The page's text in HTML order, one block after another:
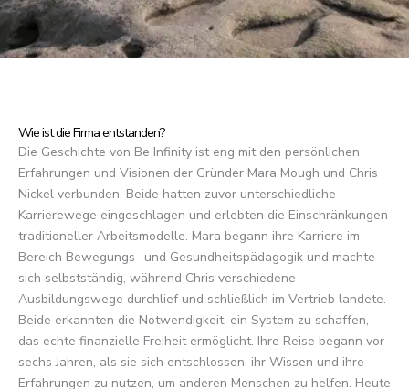
Wie ist die Firma entstanden?
Die Geschichte von Be Infinity ist eng mit den persönlichen
Erfahrungen und Visionen der Gründer Mara Mough und Chris
Nickel verbunden. Beide hatten zuvor unterschiedliche
Karrierewege eingeschlagen und erlebten die Einschränkungen
traditioneller Arbeitsmodelle. Mara begann ihre Karriere im
Bereich Bewegungs- und Gesundheitspädagogik und machte
sich selbstständig, während Chris verschiedene
Ausbildungswege durchlief und schließlich im Vertrieb landete.
Beide erkannten die Notwendigkeit, ein System zu schaffen,
das echte finanzielle Freiheit ermöglicht. Ihre Reise begann vor
sechs Jahren, als sie sich entschlossen, ihr Wissen und ihre
Erfahrungen zu nutzen, um anderen Menschen zu helfen. Heute